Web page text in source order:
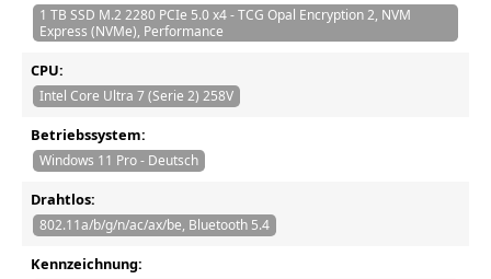
1 TB SSD M.2 2280 PCIe 5.0 x4 - TCG Opal Encryption 2, NVM
Express (NVMe), Performance
CPU:
Intel Core Ultra 7 (Serie 2) 258V
Betriebssystem:
Windows 11 Pro - Deutsch
Drahtlos:
802.11a/b/g/n/ac/ax/be, Bluetooth 5.4
Kennzeichnung: